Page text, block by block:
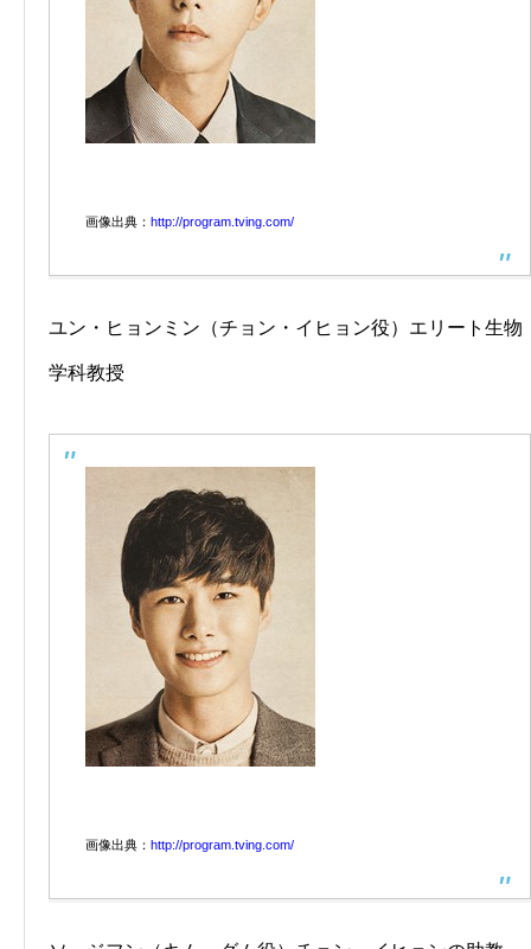
画像出典： http://program.tving.com/
ユン・ヒョンミン（チョン・イヒョン役）エリート生物
学科教授
画像出典： http://program.tving.com/